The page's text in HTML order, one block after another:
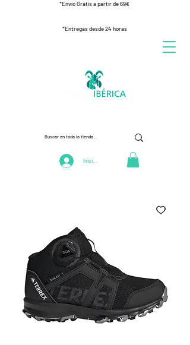
*Envío Gratis a partir de 69€
*Entregas desde 24 horas
Iniciar Sesión